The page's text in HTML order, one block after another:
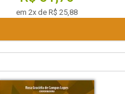
em 2x de R$ 25,88